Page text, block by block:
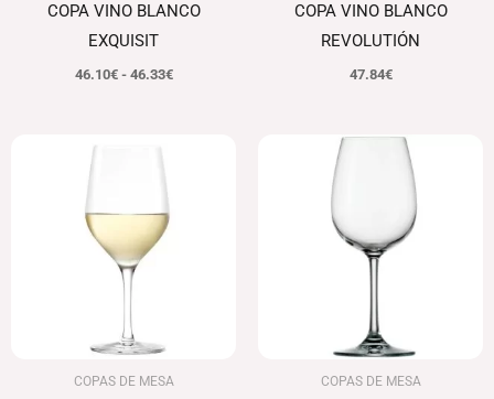
COPA VINO BLANCO
EXQUISIT
46.10€ - 46.33€
COPA VINO BLANCO
REVOLUTIÓN
47.84€
COPAS DE MESA COPAS DE MESA